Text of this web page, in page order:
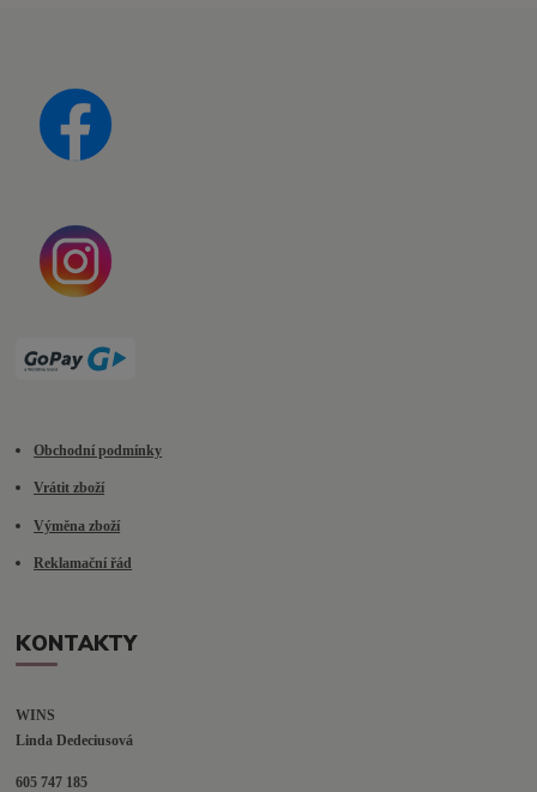
Obchodní podmínky
Vrátit zboží
Výměna zboží
Reklamační řád
KONTAKTY
WINS
Linda Dedeciusová
605 747 185